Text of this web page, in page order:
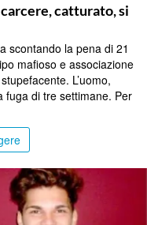
catturato, si
scontando la pena di 21
mafioso e associazione
L’uomo,
fuga di tre settimane. Per